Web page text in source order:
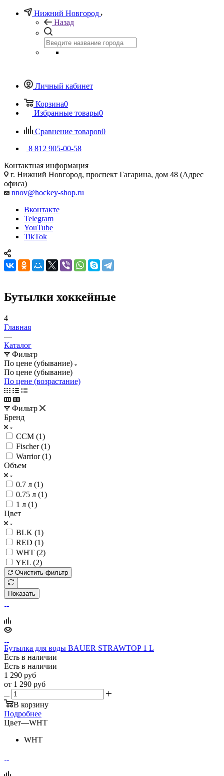
Нижний Новгород
Назад
Личный кабинет
Корзина0
Избранные товары0
Сравнение товаров0
8 812 905-00-58
Контактная информация
г. Нижний Новгород, проспект Гагарина, дом 48 (Адрес
офиса)
nnov@hockey-shop.ru
Вконтакте
Telegram
YouTube
TikTok
Бутылки хоккейные
4
Главная
—
Каталог
Фильтр
По цене (убывание)
По цене (убывание)
По цене (возрастание)
Фильтр
Бренд
CCM (1)
Fischer (1)
Warrior (1)
Объем
0.7 л (1)
0.75 л (1)
1 л (1)
Цвет
BLK (1)
RED (1)
WHT (2)
YEL (2)
Очистить фильтр
Показать
Бутылка для воды BAUER STRAWTOP 1 L
Есть в наличии
Есть в наличии
1 290 руб
от 1 290 руб
В корзину
Подробнее
Цвет—WHT
WHT